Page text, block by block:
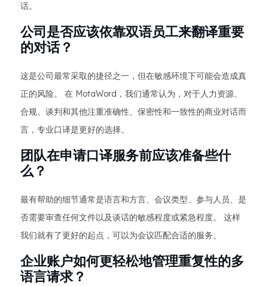
话。
公司是否应该依靠双语员工来翻译重要
的对话？
这是公司最常采取的捷径之一，但在敏感环境下可能会造成真
正的风险。 在 MotaWord，我们通常认为，对于人力资源、
合规、谈判和其他注重准确性、保密性和一致性的商业对话而
言，专业口译是更好的选择。
团队在申请口译服务前应该准备些什
么？
最有帮助的细节通常是语言和方言、会议类型、参与人员、是
否需要审查任何文件以及谈话的敏感程度或紧急程度。 这样
我们就有了更好的起点，可以为会议匹配合适的服务。
企业账户如何更轻松地管理重复性的多
语言请求？